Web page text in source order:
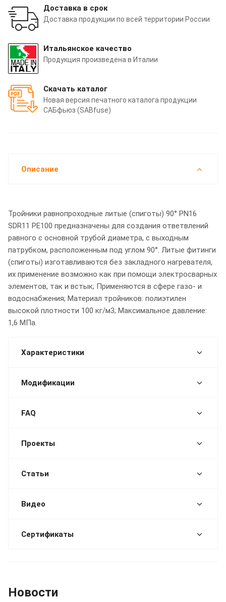
Доставка в срок
Доставка продукции по всей территории России
Итальянское качество
Продукция произведена в Италии
Скачать каталог
Новая версия печатного каталога продукции
САБфьюз (SABfuse)
Описание
Тройники равнопроходные литые (спиготы) 90° PN16
SDR11 PE100 предназначены для создания ответвлений
равного с основной трубой диаметра, с выходным
патрубком, расположенным под углом 90°. Литые фитинги
(спиготы) изготавливаются без закладного нагревателя,
их применение возможно как при помощи электросварных
элементов, так и встык; Применяются в сфере газо- и
водоснабжения; Материал тройников: полиэтилен
высокой плотности 100 кг/м3; Максимальное давление:
1,6 МПа.
Характеристики
Модификации
FAQ
Проекты
Статьи
Видео
Сертификаты
Новости